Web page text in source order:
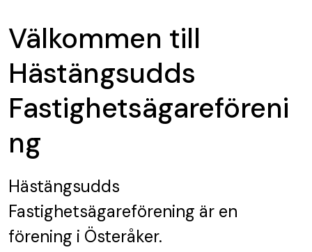
Välkommen till
Hästängsudds
Fastighetsägareföreni
ng
Hästängsudds
Fastighetsägareförening är en
förening i Österåker.